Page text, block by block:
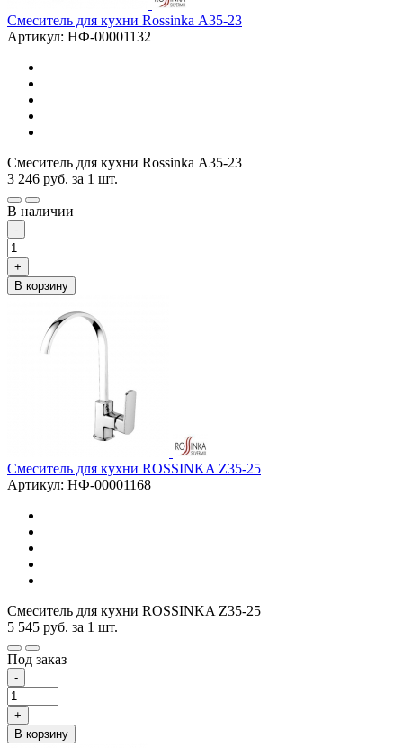
Смеситель для кухни Rossinka А35-23
Артикул: НФ-00001132
Смеситель для кухни Rossinka А35-23
3 246 руб. за 1 шт.
В наличии
-
+
В корзину
Смеситель для кухни ROSSINKA Z35-25
Артикул: НФ-00001168
Смеситель для кухни ROSSINKA Z35-25
5 545 руб. за 1 шт.
Под заказ
-
+
В корзину